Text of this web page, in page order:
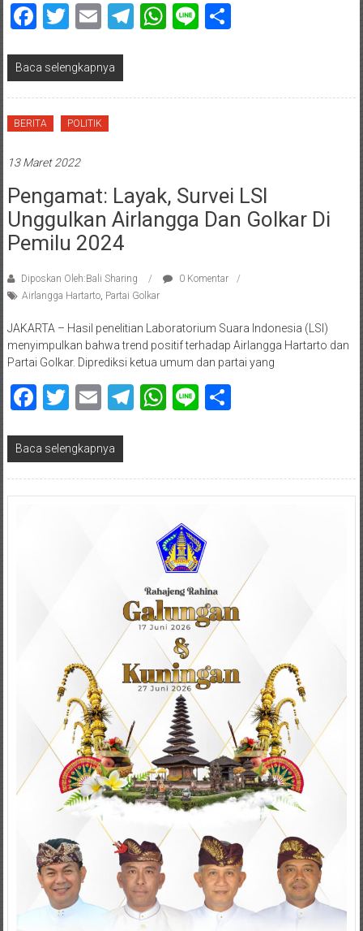
Facebook
Twitter
EmailTelegram
WhatsApp
LineShare
Baca selengkapnya
BERITA POLITIK
13 Maret 2022
Pengamat: Layak, Survei LSI
Unggulkan Airlangga Dan Golkar Di
Pemilu 2024
Diposkan Oleh:Bali Sharing
0 Komentar
Airlangga Hartarto, Partai Golkar
JAKARTA – Hasil penelitian Laboratorium Suara Indonesia (LSI)
menyimpulkan bahwa trend positif terhadap Airlangga Hartarto dan
Partai Golkar. Diprediksi ketua umum dan partai yang
Facebook
Twitter
EmailTelegram
WhatsApp
LineShare
Baca selengkapnya